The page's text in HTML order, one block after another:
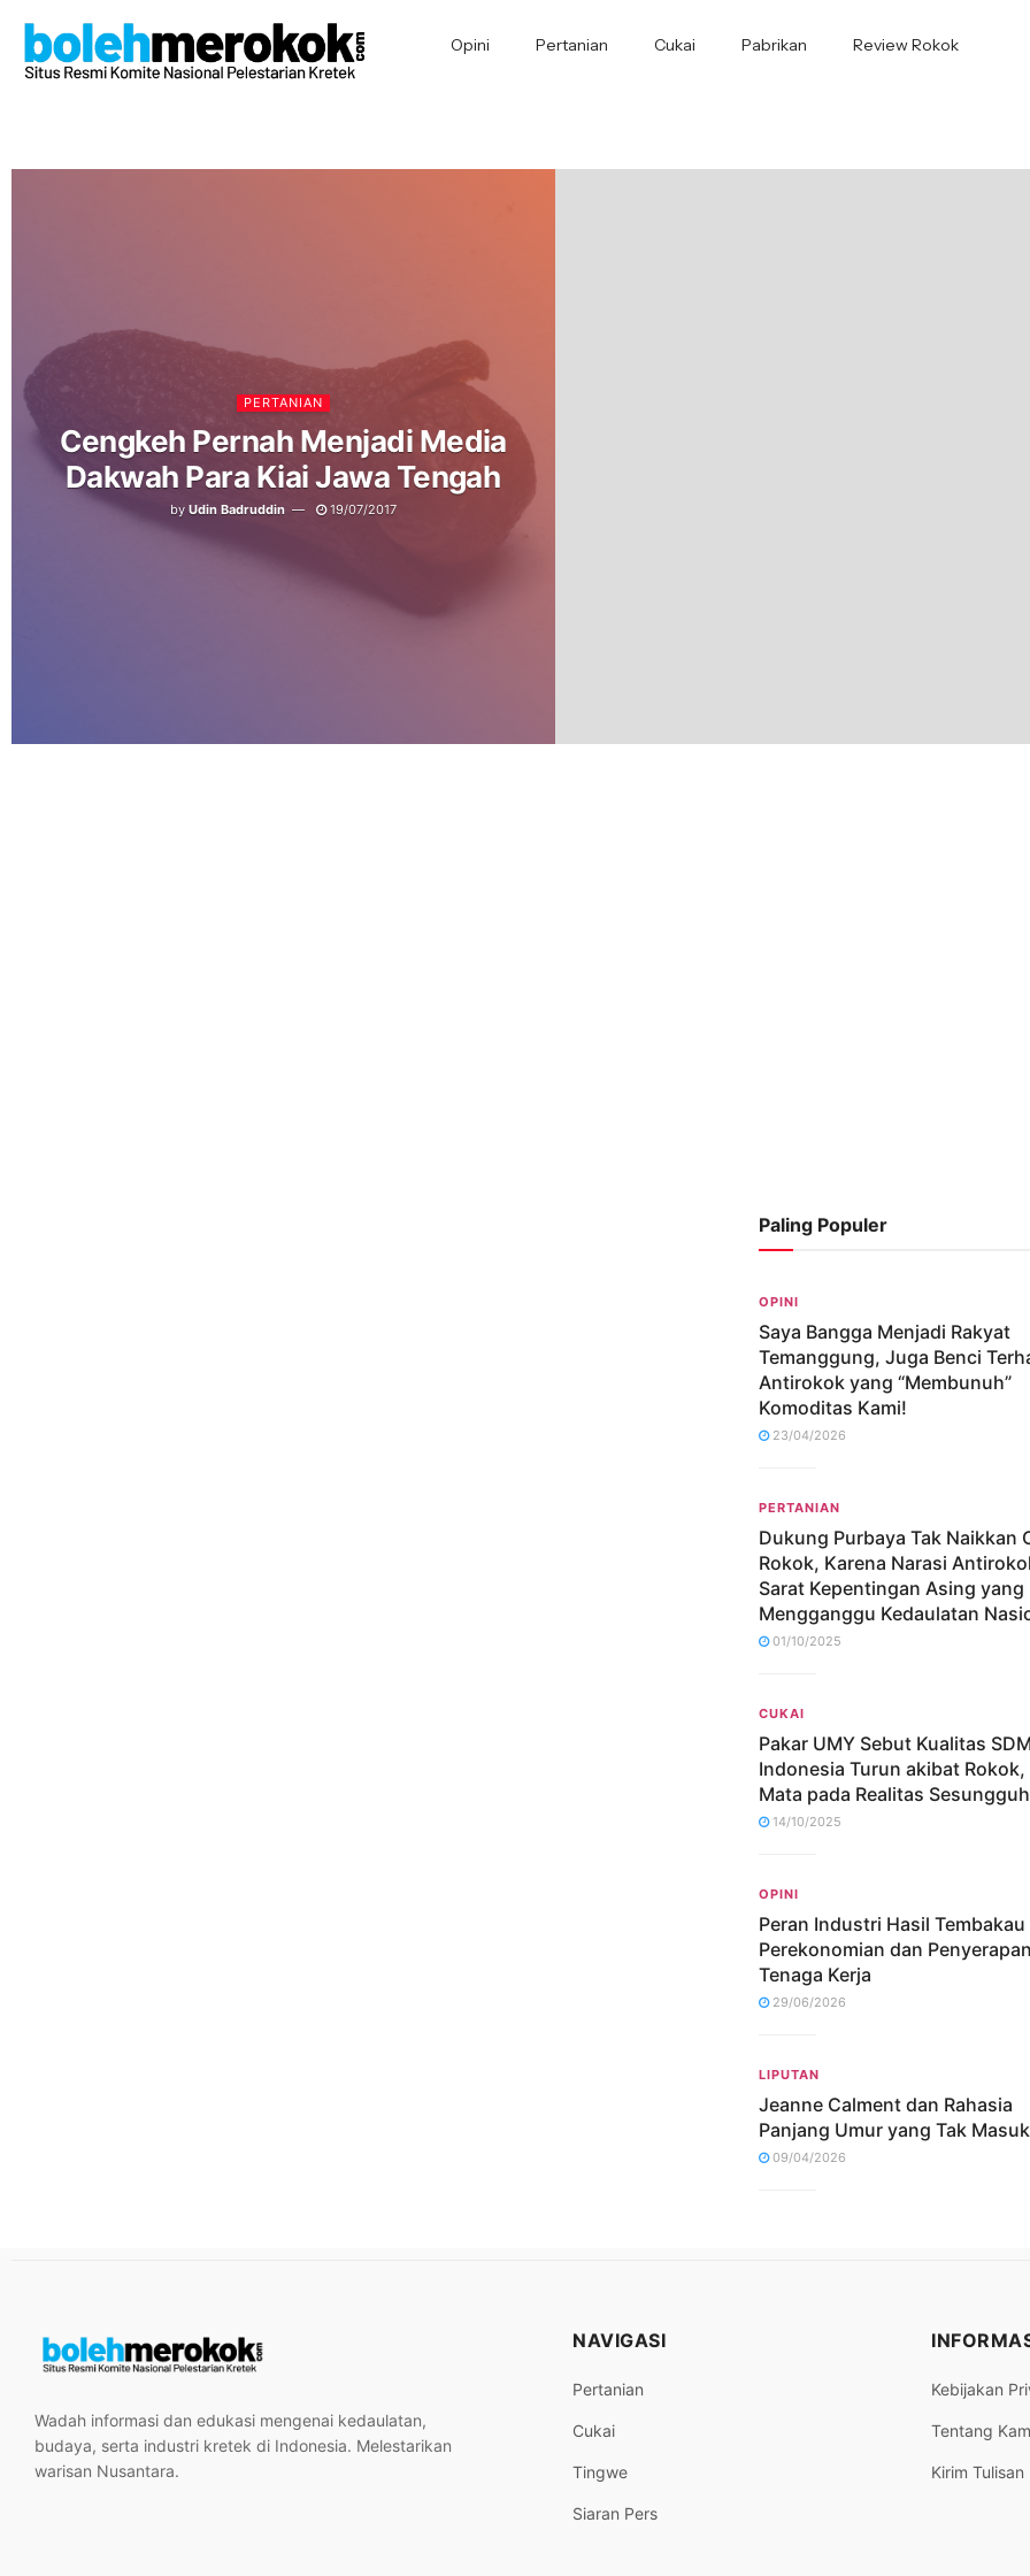
Opini Pertanian Cukai Pabrikan Review Rokok
PERTANIAN
Cengkeh Pernah Menjadi Media
Dakwah Para Kiai Jawa Tengah
by Udin Badruddin 19/07/2017
Paling Populer
OPINI
Saya Bangga Menjadi Rakyat
Temanggung, Juga Benci
Antirokok yang “Membunuh”
Komoditas Kami!
23/04/2026
PERTANIAN
Dukung Purbaya Tak Naikkan
Rokok, Karena Narasi
Sarat Kepentingan Asing yang
Mengganggu Kedaulatan
01/10/2025
CUKAI
Pakar UMY Sebut Kualitas SDM
Indonesia Turun akibat Rokok,
Mata pada Realitas
14/10/2025
OPINI
Peran Industri Hasil Tembakau
Perekonomian dan Penyerapan
Tenaga Kerja
29/06/2026
LIPUTAN
Jeanne Calment dan Rahasia
Panjang Umur yang Tak
09/04/2026
Wadah informasi dan edukasi mengenai kedaulatan,
budaya, serta industri kretek di Indonesia. Melestarikan
warisan Nusantara.
NAVIGASI
Pertanian
Cukai
Tingwe
Siaran Pers
Kebijakan
Tentang
Kirim Tulisan